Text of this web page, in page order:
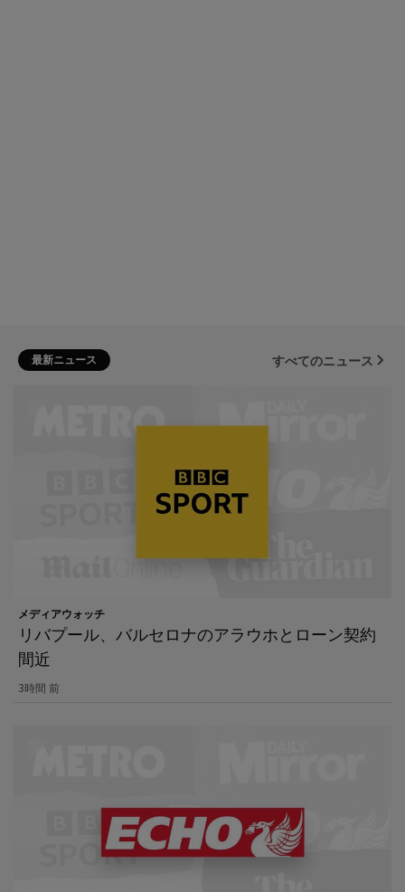
最新ニュース すべてのニュース
メディアウォッチ
リバプール、バルセロナのアラウホとローン契約
間近
3時間 前